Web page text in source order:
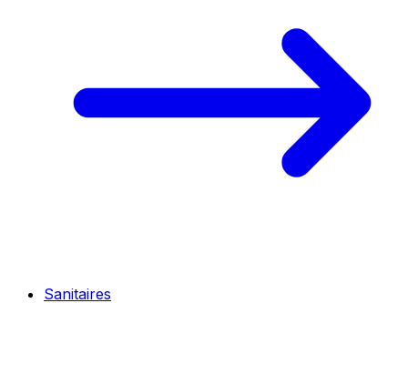
Sanitaires